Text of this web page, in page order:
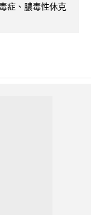
症、膿毒性休克